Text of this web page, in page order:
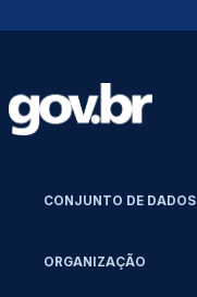
CONJUNTO DE DADOS
ORGANIZAÇÃO